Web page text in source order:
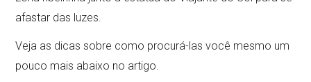
afastar das luzes.
Veja as dicas sobre como procurá-las você mesmo um
pouco mais abaixo no artigo.